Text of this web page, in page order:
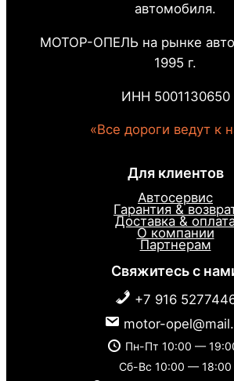
автомобиля.
МОТОР-ОПЕЛЬ на рынке
1995 г.
ИНН 5001130650
«Все дороги ведут к
Для клиентов
Автосервис
Гарантия &
Доставка &
О компании
Партнерам
Свяжитесь с
+7 916
motor-
Пн-Пт 10:00 —
Сб-Вс 10:00 — 18:00